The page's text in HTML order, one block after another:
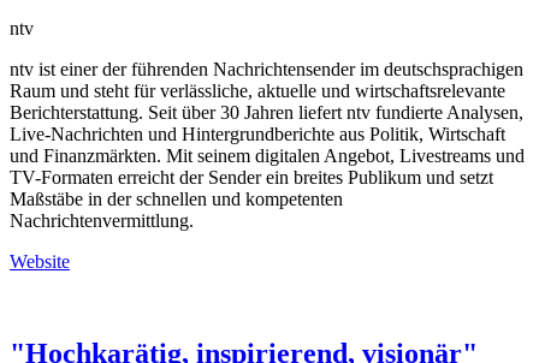
ntv
ntv ist einer der führenden Nachrichtensender im deutschsprachigen
Raum und steht für verlässliche, aktuelle und wirtschaftsrelevante
Berichterstattung. Seit über 30 Jahren liefert ntv fundierte Analysen,
Live-Nachrichten und Hintergrundberichte aus Politik, Wirtschaft
und Finanzmärkten. Mit seinem digitalen Angebot, Livestreams und
TV-Formaten erreicht der Sender ein breites Publikum und setzt
Maßstäbe in der schnellen und kompetenten
Nachrichtenvermittlung.
Website
"Hochkarätig, inspirierend, visionär"